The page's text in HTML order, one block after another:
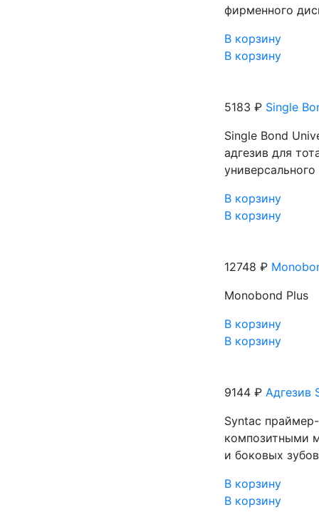
фирменного
В корзину
В корзину
5183 ₽ Single
Single Bond
адгезив для
В корзину
В корзину
12748 ₽
Monobond Plus
В корзину
В корзину
9144 ₽ Адгезив
Syntaс
композитными
и боковых
В корзину
В корзину